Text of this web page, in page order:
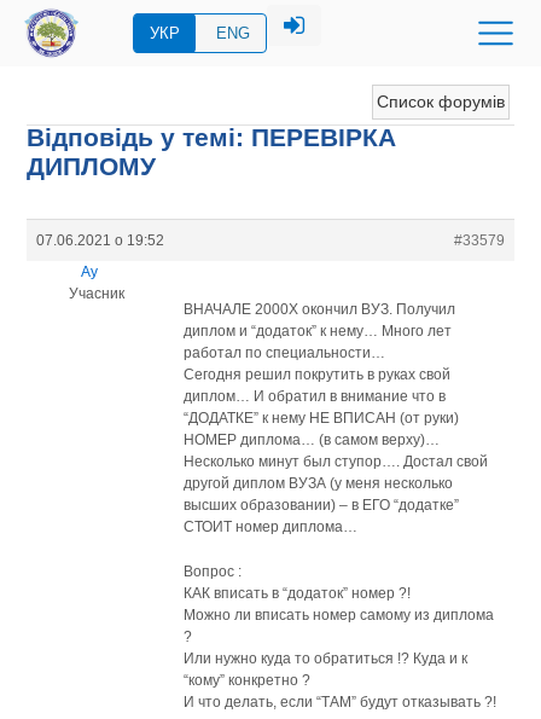
УКР ENG
Список форумів
Відповідь у темі: ПЕРЕВIРКА
ДИПЛОМУ
07.06.2021 о 19:52
#33579
Ау
Учасник
ВНАЧАЛЕ 2000Х окончил ВУЗ. Получил
диплом и “додаток” к нему… Много лет
работал по специальности…
Сегодня решил покрутить в руках свой
диплом… И обратил в внимание что в
“ДОДАТКЕ” к нему НЕ ВПИСАН (от руки)
НОМЕР диплома… (в самом верху)…
Несколько минут был ступор…. Достал свой
другой диплом ВУЗА (у меня несколько
высших образовании) – в ЕГО “додатке”
СТОИТ номер диплома…
Вопрос :
КАК вписать в “додаток” номер ?!
Можно ли вписать номер самому из диплома
?
Или нужно куда то обратиться !? Куда и к
“кому” конкретно ?
И что делать, если “ТАМ” будут отказывать ?!